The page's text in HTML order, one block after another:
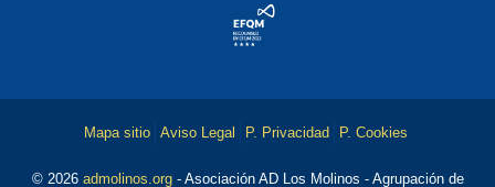
Mapa sitio Aviso Legal P. Privacidad P. Cookies
© 2026 admolinos.org- Asociación AD Los Molinos - Agrupación de